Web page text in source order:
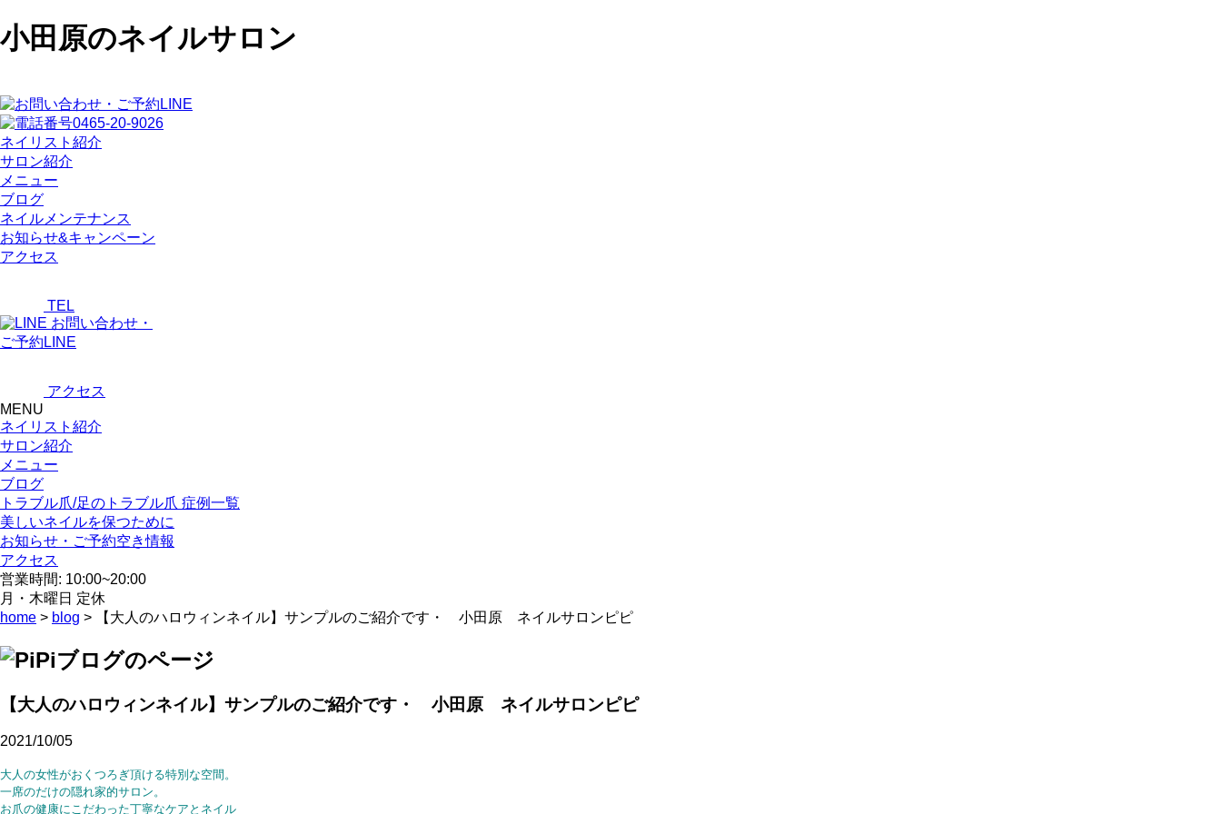
小田原のネイルサロン
ネイリスト紹介
サロン紹介
メニュー
ブログ
ネイルメンテナンス
お知らせ&キャンペーン
アクセス
TEL
お問い合わせ・
ご予約LINE
アクセス
MENU
ネイリスト紹介
サロン紹介
メニュー
ブログ
トラブル爪/足のトラブル爪 症例一覧
美しいネイルを保つために
お知らせ・ご予約空き情報
アクセス
営業時間: 10:00~20:00
月・木曜日 定休
home > blog > 【大人のハロウィンネイル】サンプルのご紹介です・ 小田原 ネイルサロンピピ
【大人のハロウィンネイル】サンプルのご紹介です・ 小田原 ネイルサロンピピ
2021/10/05
大人の女性がおくつろぎ頂ける特別な空間。
一席のだけの隠れ家的サロン。
お爪の健康にこだわった丁寧なケアとネイル